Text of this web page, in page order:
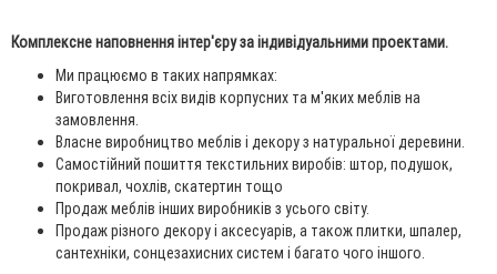
Комплексне наповнення інтер'єру за індивідуальними проектами.
Ми працюємо в таких напрямках:
Виготовлення всіх видів корпусних та м'яких меблів на
замовлення.
Власне виробництво меблів і декору з натуральної деревини.
Самостійний пошиття текстильних виробів: штор, подушок,
покривал, чохлів, скатертин тощо
Продаж меблів інших виробників з усього світу.
Продаж різного декору і аксесуарів, а також плитки, шпалер,
сантехніки, сонцезахисних систем і багато чого іншого.